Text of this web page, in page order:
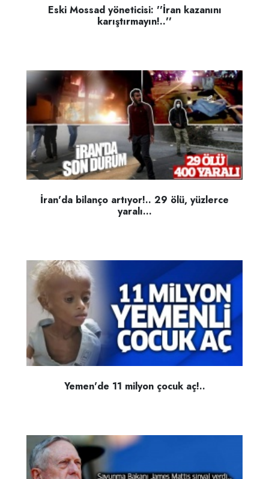
Eski Mossad yöneticisi: ''İran kazanını
karıştırmayın!..''
İran'da bilanço artıyor!.. 29 ölü, yüzlerce
yaralı...
Yemen'de 11 milyon çocuk aç!..